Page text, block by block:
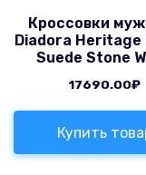
Кроссовки
Diadora Heritage
Suede Stone
17690.00₽
Купить